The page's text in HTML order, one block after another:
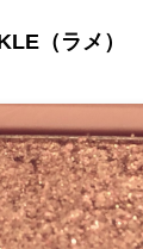
（ラメ）